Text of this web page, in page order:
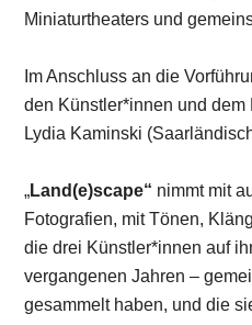
Miniaturtheaters und
Im Anschluss an die
den Künstler*innen und dem
Lydia Kaminski
„Land(e)scape“ nimmt mit
Fotografien, mit Tönen,
die drei Künstler*innen auf
vergangenen Jahren –
gesammelt haben, und die